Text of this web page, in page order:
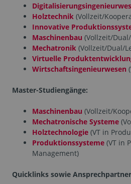
Holztechnik (Vollzeit/
Innovative
Maschinenbau (Vollzeit/
Mechatronik (Vollzeit/Dual/
Virtuelle
Wirtschaftsingenieurwesen
Master-Studiengänge:
Maschinenbau (Vollzeit/
Mechatronische Systeme
Holztechnologie (VT in
Produktionssysteme (VT in
Management)
Quicklinks sowie Ansprechpartner